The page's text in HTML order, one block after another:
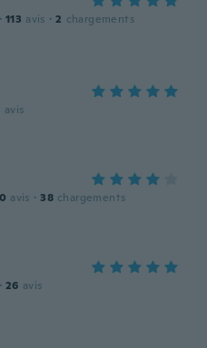
· 113 avis · 2 chargements
avis
avis · 38 chargements
· 26 avis